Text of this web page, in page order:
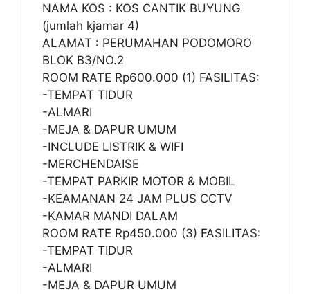
NAMA KOS : KOS CANTIK BUYUNG
(jumlah kjamar 4)
ALAMAT : PERUMAHAN PODOMORO
BLOK B3/NO.2
ROOM RATE Rp600.000 (1) FASILITAS:
-TEMPAT TIDUR
-ALMARI
-MEJA & DAPUR UMUM
-INCLUDE LISTRIK & WIFI
-MERCHENDAISE
-TEMPAT PARKIR MOTOR & MOBIL
-KEAMANAN 24 JAM PLUS CCTV
-KAMAR MANDI DALAM
ROOM RATE Rp450.000 (3) FASILITAS:
-TEMPAT TIDUR
-ALMARI
-MEJA & DAPUR UMUM